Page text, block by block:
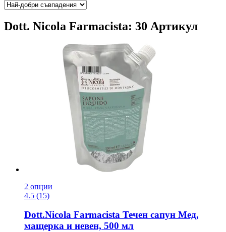
Dott. Nicola Farmacista: 30 Артикул
2 опции
4.5 (15)
Dott.Nicola Farmacista Течен сапун Мед,
мащерка и невен, 500 мл